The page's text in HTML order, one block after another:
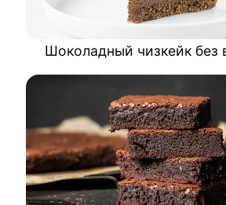
Шоколадный чизкейк без